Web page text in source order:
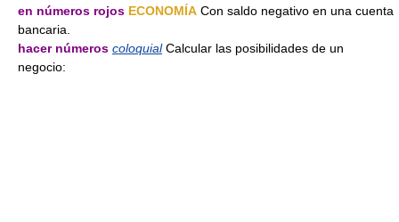
en números rojos ECONOMÍA Con saldo negativo en una cuenta
bancaria.
hacer números coloquialCalcular las posibilidades de un
negocio: